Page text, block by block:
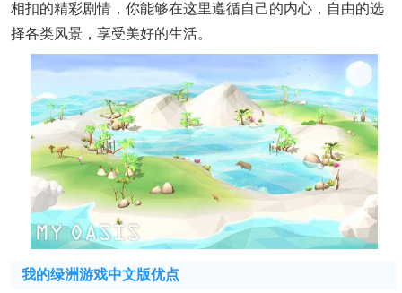
相扣的精彩剧情，你能够在这里遵循自己的内心，自由的选
择各类风景，享受美好的生活。
我的绿洲游戏中文版优点